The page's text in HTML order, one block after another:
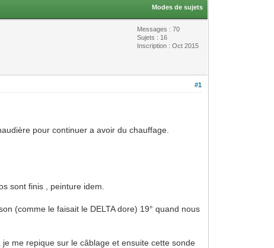
Modes de sujets
Messages : 70
Sujets : 16
Inscription : Oct 2015
#1
pour continuer a avoir du chauffage.
sont finis , peinture idem.
(comme le faisait le DELTA dore) 19° quand nous
me repique sur le câblage et ensuite cette sonde